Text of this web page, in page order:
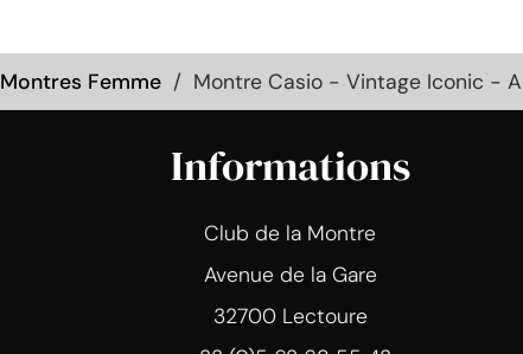
Montres Femme Montre Casio - Vintage Iconic -
Informations
Club de la Montre
Avenue de la Gare
32700 Lectoure